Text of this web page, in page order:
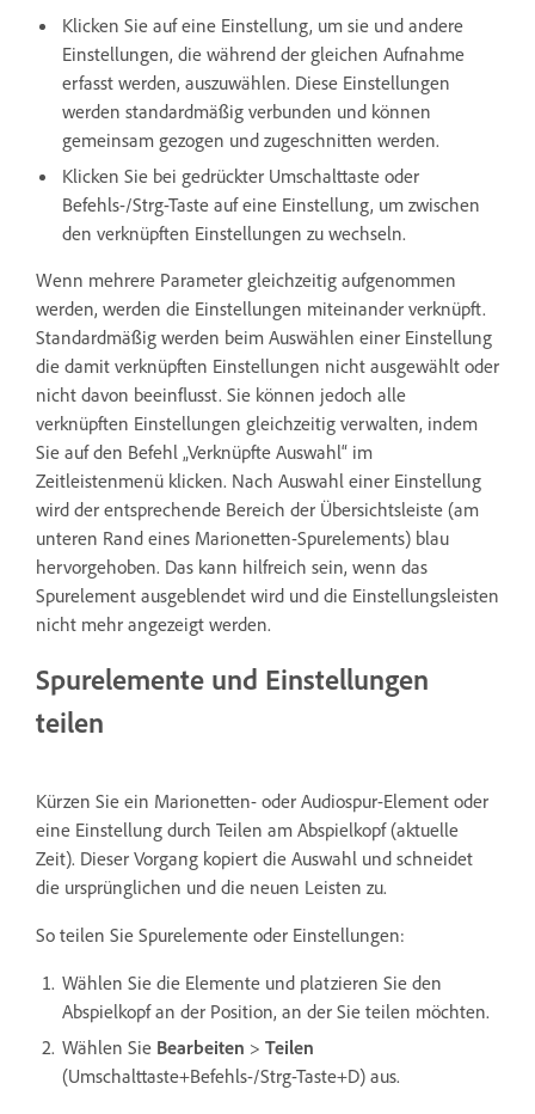
Klicken Sie auf eine Einstellung, um sie und andere
Einstellungen, die während der gleichen Aufnahme
erfasst werden, auszuwählen. Diese Einstellungen
werden standardmäßig verbunden und können
gemeinsam gezogen und zugeschnitten werden.
Klicken Sie bei gedrückter Umschalttaste oder
Befehls-/Strg-Taste auf eine Einstellung, um zwischen
den verknüpften Einstellungen zu wechseln.
Wenn mehrere Parameter gleichzeitig aufgenommen
werden, werden die Einstellungen miteinander verknüpft.
Standardmäßig werden beim Auswählen einer Einstellung
die damit verknüpften Einstellungen nicht ausgewählt oder
nicht davon beeinflusst. Sie können jedoch alle
verknüpften Einstellungen gleichzeitig verwalten, indem
Sie auf den Befehl „Verknüpfte Auswahl“ im
Zeitleistenmenü klicken. Nach Auswahl einer Einstellung
wird der entsprechende Bereich der Übersichtsleiste (am
unteren Rand eines Marionetten-Spurelements) blau
hervorgehoben. Das kann hilfreich sein, wenn das
Spurelement ausgeblendet wird und die Einstellungsleisten
nicht mehr angezeigt werden.
Spurelemente und Einstellungen
teilen
Kürzen Sie ein Marionetten- oder Audiospur-Element oder
eine Einstellung durch Teilen am Abspielkopf (aktuelle
Zeit). Dieser Vorgang kopiert die Auswahl und schneidet
die ursprünglichen und die neuen Leisten zu.
So teilen Sie Spurelemente oder Einstellungen:
Wählen Sie die Elemente und platzieren Sie den
Abspielkopf an der Position, an der Sie teilen möchten.
Wählen Sie Bearbeiten > Teilen
(Umschalttaste+Befehls-/Strg-Taste+D) aus.